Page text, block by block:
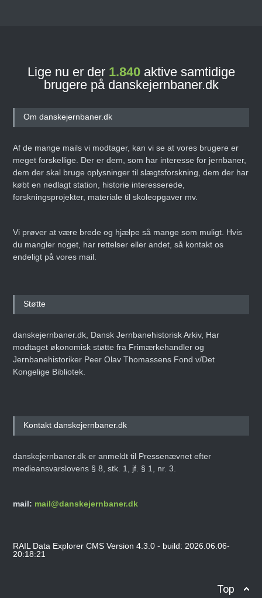
Lige nu er der 1.840aktive samtidige
brugere på danskejernbaner.dk
Om danskejernbaner.dk
Af de mange mails vi modtager, kan vi se at vores brugere er
meget forskellige. Der er dem, som har interesse for jernbaner,
dem der skal bruge oplysninger til slægtsforskning, dem der har
købt en nedlagt station, historie interesserede,
forskningsprojekter, materiale til skoleopgaver mv.
Vi prøver at være brede og hjælpe så mange som muligt. Hvis
du mangler noget, har rettelser eller andet, så kontakt os
endeligt på vores mail.
Støtte
danskejernbaner.dk, Dansk Jernbanehistorisk Arkiv, Har
modtaget økonomisk støtte fra Frimærkehandler og
Jernbanehistoriker Peer Olav Thomassens Fond v/Det
Kongelige Bibliotek.
Kontakt danskejernbaner.dk
danskejernbaner.dk er anmeldt til Pressenævnet efter
medieansvarslovens § 8, stk. 1, jf. § 1, nr. 3.
mail: mail@danskejernbaner.dk
RAIL Data Explorer CMS Version 4.3.0 - build: 2026.06.06-
20:18:21
Top